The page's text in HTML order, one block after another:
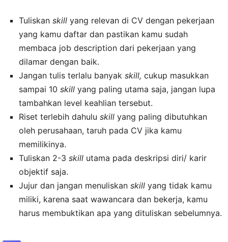
Tuliskan skill yang relevan di CV dengan pekerjaan
yang kamu daftar dan pastikan kamu sudah
membaca job description dari pekerjaan yang
dilamar dengan baik.
Jangan tulis terlalu banyak skill, cukup masukkan
sampai 10 skill yang paling utama saja, jangan lupa
tambahkan level keahlian tersebut.
Riset terlebih dahulu skill yang paling dibutuhkan
oleh perusahaan, taruh pada CV jika kamu
memilikinya.
Tuliskan 2-3 skill utama pada deskripsi diri/ karir
objektif saja.
Jujur dan jangan menuliskan skill yang tidak kamu
miliki, karena saat wawancara dan bekerja, kamu
harus membuktikan apa yang dituliskan sebelumnya.